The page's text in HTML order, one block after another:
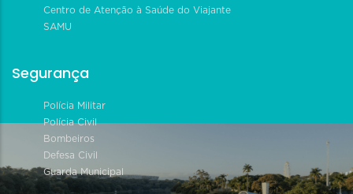
Centro de Atenção à Saúde do Viajante
SAMU
Segurança
Polícia Militar
Polícia Civil
Bombeiros
Defesa Civil
Guarda Municipal